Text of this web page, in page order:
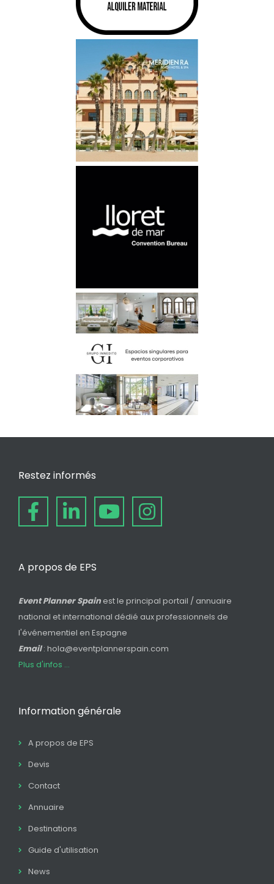
Restez informés
A propos de EPS
Event Planner Spain est le principal portail / annuaire
national et international dédié aux professionnels de
l'événementiel en Espagne
Email: hola@eventplannerspain.com
Plus d'infos ...
Information générale
A propos de EPS
Devis
Contact
Annuaire
Destinations
Guide d'utilisation
News